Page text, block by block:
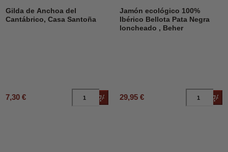
Gilda de Anchoa del
Cantábrico, Casa Santoña
7,30 € Añadir al carrito
Jamón ecológico 100%
Ibérico Bellota Pata Negra
loncheado , Beher
29,95 €